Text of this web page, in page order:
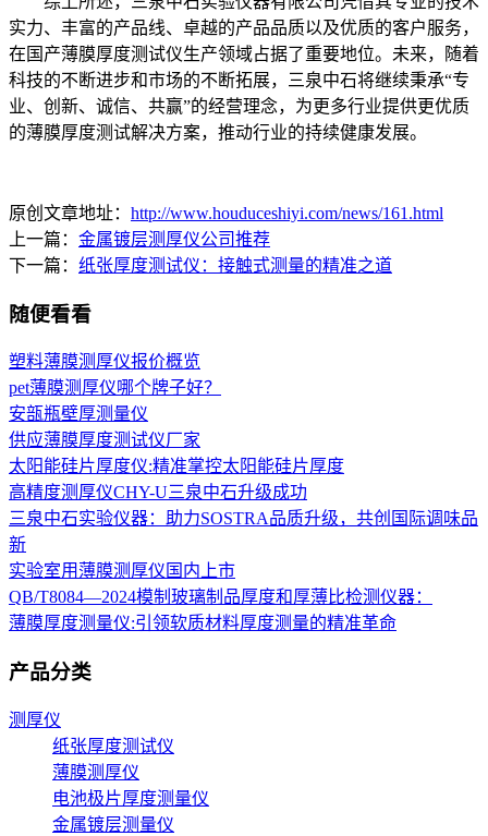
实力、丰富的产品线、卓越的产品品质以及优质的客户服务，
在国产薄膜厚度测试仪生产领域占据了重要地位。未来，随着
科技的不断进步和市场的不断拓展，三泉中石将继续秉承“专
业、创新、诚信、共赢”的经营理念，为更多行业提供更优质
的薄膜厚度测试解决方案，推动行业的持续健康发展。
原创文章地址： http://www.houduceshiyi.com/news/161.html
上一篇： 金属镀层测厚仪公司推荐
下一篇： 纸张厚度测试仪：接触式测量的精准之道
随便看看
塑料薄膜测厚仪报价概览
pet薄膜测厚仪哪个牌子好？
安瓿瓶壁厚测量仪
供应薄膜厚度测试仪厂家
太阳能硅片厚度仪:精准掌控太阳能硅片厚度
高精度测厚仪CHY-U三泉中石升级成功
三泉中石实验仪器：助力SOSTRA品质升级，共创国际调味品
新
实验室用薄膜测厚仪国内上市
QB/T8084—2024模制玻璃制品厚度和厚薄比检测仪器：
薄膜厚度测量仪:引领软质材料厚度测量的精准革命
产品分类
测厚仪
纸张厚度测试仪
薄膜测厚仪
电池极片厚度测量仪
金属镀层测量仪